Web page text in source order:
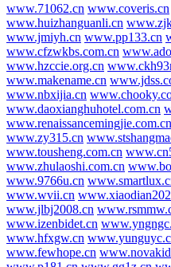
www.71062.cn www.coveris.cn
www.huizhanguanli.cn
www.jmiyh.cn www.pp133.cn
www.cfzwkbs.com.cn
www.hzccie.org.cn
www.makename.cn
www.nbxijia.cn
www.daoxianghuhotel.com.cn
www.renaissancemingjie.com.cn
www.zy315.cn
www.tousheng.com.cn
www.zhulaoshi.com.cn
www.9766u.cn
www.wvii.cn
www.jlbj2008.cn
www.izenbidet.cn
www.hfxgw.cn
www.fewhope.cn